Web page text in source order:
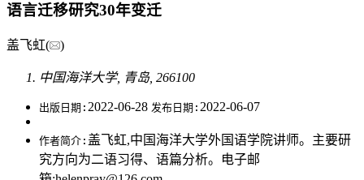
语言迁移研究30年变迁
盖飞虹( )
中国海洋大学, 青岛, 266100
出版日期: 2022-06-28 发布日期: 2022-06-07
作者简介: 盖飞虹,中国海洋大学外国语学院讲师。主要研
究方向为二语习得、语篇分析。电子邮